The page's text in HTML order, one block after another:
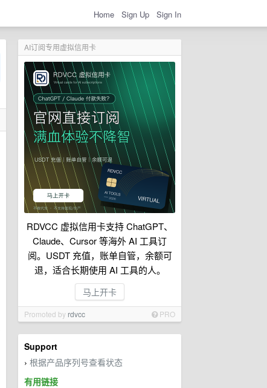
Home Sign Up Sign In
AI订阅专用虚拟信用卡
RDVCC 虚拟信用卡支持 ChatGPT、
Claude、Cursor 等海外 AI 工具订
阅。USDT 充值，账单自管，余额可
退，适合长期使用 AI 工具的人。
马上开卡
Promoted by rdvcc PRO
Support
› 根据产品序列号查看状态
有用链接